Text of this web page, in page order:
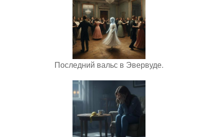
Последний вальс в Эвервуде.